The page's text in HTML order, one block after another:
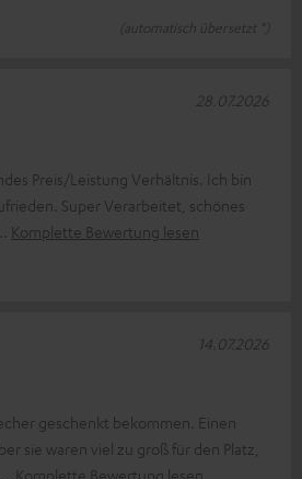
(automatisch übersetzt *)
Preis/Leistung Verhältnis. Ich bin
Super Verarbeitet, schönes
Komplette Bewertung lesen
28.07.2026
geschenkt bekommen. Einen
sie waren viel zu groß für den Platz,
Komplette Bewertung lesen
14.07.2026